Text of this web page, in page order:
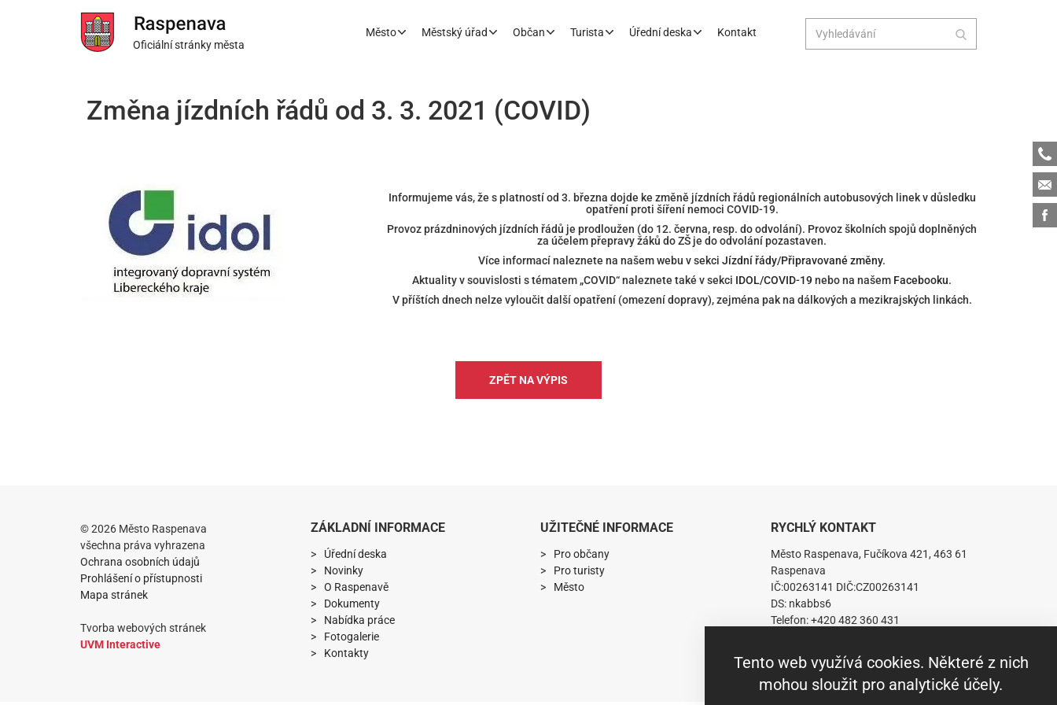
Oficiální stránky města
Město Městský úřad Občan Turista Úřední deska Kontakt
Tento web využívá cookies. Některé z nich
mohou sloužit pro analytické účely.
Změna jízdních řádů od 3. 3. 2021 (COVID)
Informujeme vás, že s platností od 3. března dojde ke změně jízdních řádů regionálních autobusových linek v důsledku
opatření proti šíření nemoci COVID-19.
Provoz prázdninových jízdních řádů je prodloužen (do 12. června, resp. do odvolání). Provoz školních spojů doplněných
za účelem přepravy žáků do ZŠ je do odvolání pozastaven.
Více informací naleznete na našem webu v sekci Jízdní řády/Připravované změny.
Aktuality v souvislosti s tématem „COVID“ naleznete také v sekci IDOL/COVID-19nebo na našem Facebooku.
V příštích dnech nelze vyloučit další opatření (omezení dopravy), zejména pak na dálkových a mezikrajských linkách.
ZPĚT NA VÝPIS
© 2026 Město Raspenava
všechna práva vyhrazena
Ochrana osobních údajů
Prohlášení o přístupnosti
Mapa stránek
Tvorba webových stránek
UVM Interactive
ZÁKLADNÍ INFORMACE
Úřední deska
Novinky
O Raspenavě
Dokumenty
Nabídka práce
Fotogalerie
Kontakty
UŽITEČNÉ INFORMACE
Pro občany
Pro turisty
Město
RYCHLÝ KONTAKT
Město Raspenava, Fučíkova 421, 463 61
Raspenava
IČ:00263141 DIČ:CZ00263141
DS: nkabbs6
Telefon: +420 482 360 431
mesto.raspenava@raspenava.cz